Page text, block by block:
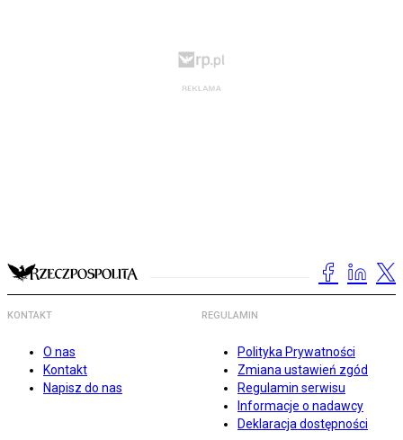
KONTAKT
O nas
Kontakt
Napisz do nas
REGULAMIN
Polityka Prywatności
Zmiana ustawień zgód
Regulamin serwisu
Informacje o nadawcy
Deklaracja dostępności